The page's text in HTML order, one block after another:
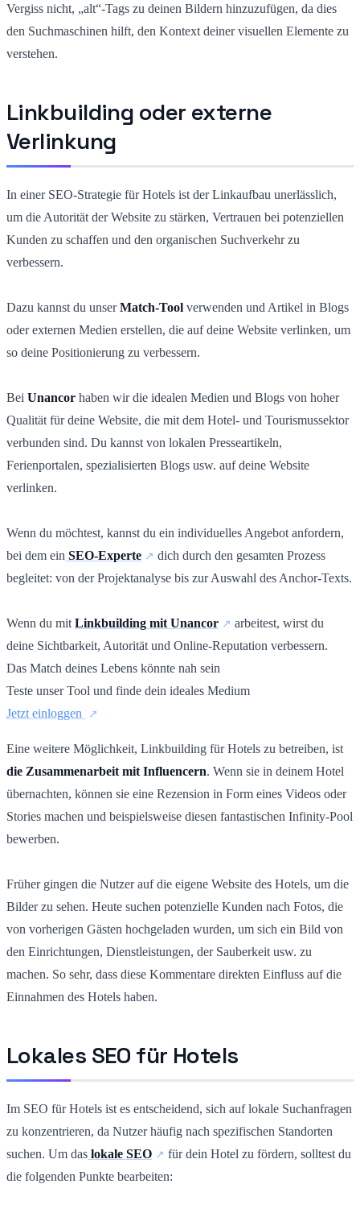
Vergiss nicht, „alt“-Tags zu deinen Bildern hinzuzufügen, da dies
den Suchmaschinen hilft, den Kontext deiner visuellen Elemente zu
verstehen.
Linkbuilding oder externe
Verlinkung
In einer SEO-Strategie für Hotels ist der Linkaufbau unerlässlich,
um die Autorität der Website zu stärken, Vertrauen bei potenziellen
Kunden zu schaffen und den organischen Suchverkehr zu
verbessern.
Dazu kannst du unserMatch-Tool verwenden und Artikel in Blogs
oder externen Medien erstellen, die auf deine Website verlinken, um
so deine Positionierung zu verbessern.
Bei Unancor haben wir die idealen Medien und Blogs von hoher
Qualität für deine Website, die mit dem Hotel- und Tourismussektor
verbunden sind. Du kannst von lokalen Presseartikeln,
Ferienportalen, spezialisierten Blogs usw. auf deine Website
verlinken.
Wenn du möchtest, kannst du ein individuelles Angebot anfordern,
bei dem ein SEO-Experte
dich durch den gesamten Prozess
begleitet: von der Projektanalyse bis zur Auswahl des Anchor-Texts.
Wenn du mit Linkbuilding mit Unancor
arbeitest, wirst du
deine Sichtbarkeit, Autorität und Online-Reputation verbessern.
Das Match deines Lebens könnte nah sein
Teste unser Tool und finde dein ideales Medium
Jetzt einloggen
Eine weitere Möglichkeit, Linkbuilding für Hotels zu betreiben, ist
die Zusammenarbeit mit Influencern. Wenn sie in deinem Hotel
übernachten, können sie eine Rezension in Form eines Videos oder
Stories machen und beispielsweise diesen fantastischen Infinity-Pool
bewerben.
Früher gingen die Nutzer auf die eigene Website des Hotels, um die
Bilder zu sehen. Heute suchen potenzielle Kunden nach Fotos, die
von vorherigen Gästen hochgeladen wurden, um sich ein Bild von
den Einrichtungen, Dienstleistungen, der Sauberkeit usw. zu
machen. So sehr, dass diese Kommentare direkten Einfluss auf die
Einnahmen des Hotels haben.
Lokales SEO für Hotels
Im SEO für Hotels ist es entscheidend, sich auf lokale Suchanfragen
zu konzentrieren, da Nutzer häufig nach spezifischen Standorten
suchen. Um das lokale SEO
für dein Hotel zu fördern, solltest du
die folgenden Punkte bearbeiten: